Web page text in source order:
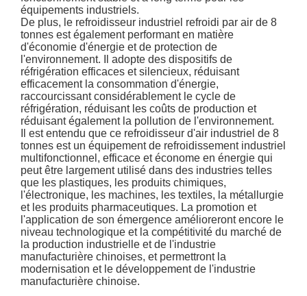
équipements industriels.
De plus, le refroidisseur industriel refroidi par air de 8
tonnes est également performant en matière
d'économie d'énergie et de protection de
l'environnement. Il adopte des dispositifs de
réfrigération efficaces et silencieux, réduisant
efficacement la consommation d'énergie,
raccourcissant considérablement le cycle de
réfrigération, réduisant les coûts de production et
réduisant également la pollution de l'environnement.
Il est entendu que ce refroidisseur d'air industriel de 8
tonnes est un équipement de refroidissement industriel
multifonctionnel, efficace et économe en énergie qui
peut être largement utilisé dans des industries telles
que les plastiques, les produits chimiques,
l'électronique, les machines, les textiles, la métallurgie
et les produits pharmaceutiques. La promotion et
l'application de son émergence amélioreront encore le
niveau technologique et la compétitivité du marché de
la production industrielle et de l'industrie
manufacturière chinoises, et permettront la
modernisation et le développement de l'industrie
manufacturière chinoise.